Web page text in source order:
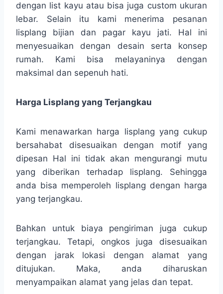
dengan list kayu atau bisa juga custom ukuran
lebar. Selain itu kami menerima pesanan
lisplang bijian dan pagar kayu jati. Hal ini
menyesuaikan dengan desain serta konsep
rumah. Kami bisa melayaninya dengan
maksimal dan sepenuh hati.
Harga Lisplang yang Terjangkau
Kami menawarkan harga lisplang yang cukup
bersahabat disesuaikan dengan motif yang
dipesan Hal ini tidak akan mengurangi mutu
yang diberikan terhadap lisplang. Sehingga
anda bisa memperoleh lisplang dengan harga
yang terjangkau.
Bahkan untuk biaya pengiriman juga cukup
terjangkau. Tetapi, ongkos juga disesuaikan
dengan jarak lokasi dengan alamat yang
ditujukan. Maka, anda diharuskan
menyampaikan alamat yang jelas dan tepat.